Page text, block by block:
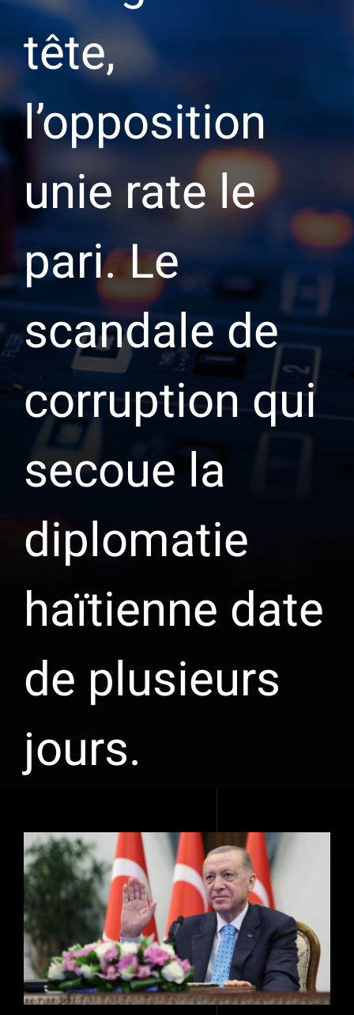
tête,
l’opposition
unie rate le
pari. Le
scandale de
corruption qui
secoue la
diplomatie
haïtienne date
de plusieurs
jours.
Voir
l'image
agrandie